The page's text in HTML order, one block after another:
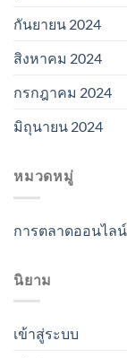
กันยายน 2024
สิงหาคม 2024
กรกฎาคม 2024
มิถุนายน 2024
หมวดหมู่
การตลาดออนไลน์
นิยาม
เข้าสู่ระบบ